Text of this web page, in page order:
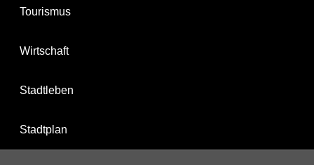
Tourismus
Wirtschaft
Stadtleben
Stadtplan